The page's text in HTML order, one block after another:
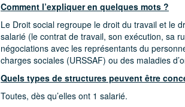
Comment l’expliquer en quelques mots ?
Le Droit social regroupe le droit du travail et le
salarié (le contrat de travail, son exécution, sa
négociations avec les représentants du
charges sociales (URSSAF) ou des maladies
Quels types de structures peuvent être
Toutes, dès qu’elles ont 1 salarié.